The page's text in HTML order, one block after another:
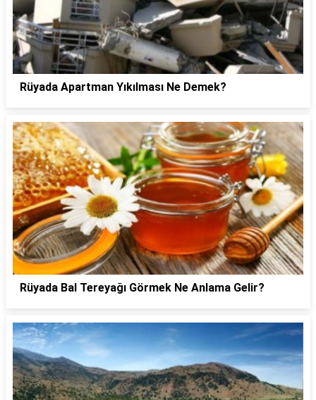
Rüyada Apartman Yıkılması Ne Demek?
Rüyada Bal Tereyağı Görmek Ne Anlama Gelir?